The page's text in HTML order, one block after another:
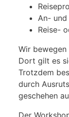
An-
Reise-
Wir bewegen
Dort gilt es
Trotzdem
durch
geschehen
Der